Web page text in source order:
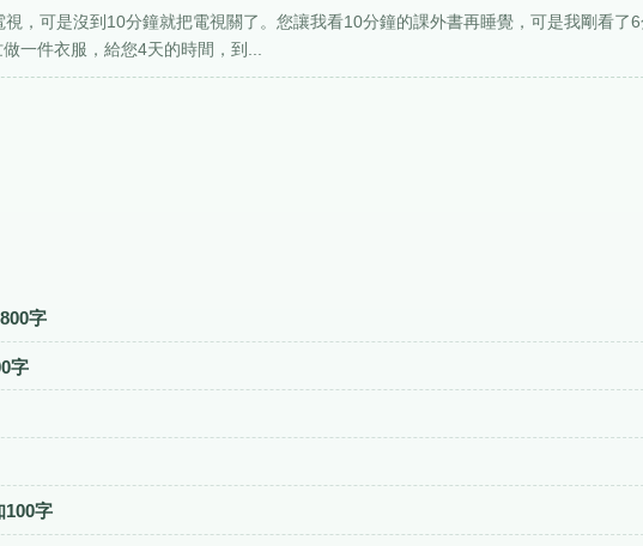
，可是沒到10分鐘就把電視關了。您讓我看10分鐘的課外書再睡覺，可是我剛看了
一件衣服，給您4天的時間，到...
字
字
100字